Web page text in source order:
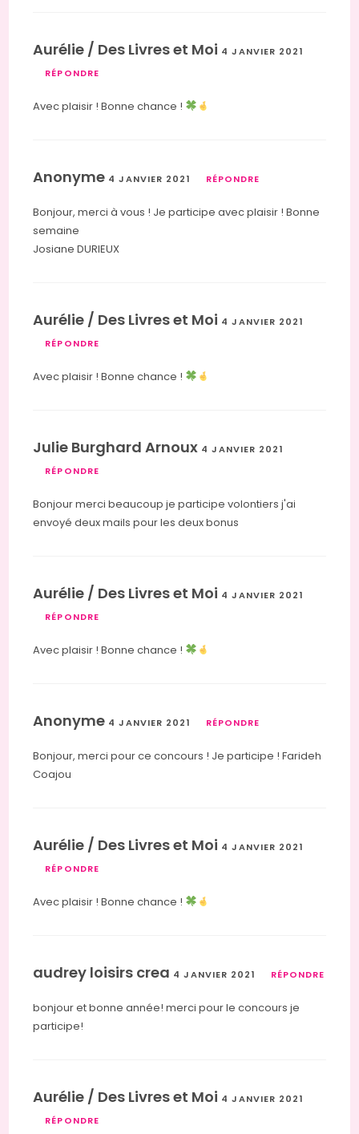
Aurélie / Des Livres et Moi 4 JANVIER 2021
RÉPONDRE
Avec plaisir ! Bonne chance !
Anonyme 4 JANVIER 2021 RÉPONDRE
Bonjour, merci à vous ! Je participe avec plaisir ! Bonne
semaine
Josiane DURIEUX
Aurélie / Des Livres et Moi 4 JANVIER 2021
RÉPONDRE
Avec plaisir ! Bonne chance !
Julie Burghard Arnoux 4 JANVIER 2021
RÉPONDRE
Bonjour merci beaucoup je participe volontiers j'ai
envoyé deux mails pour les deux bonus
Aurélie / Des Livres et Moi 4 JANVIER 2021
RÉPONDRE
Avec plaisir ! Bonne chance !
Anonyme 4 JANVIER 2021 RÉPONDRE
Bonjour, merci pour ce concours ! Je participe ! Farideh
Coajou
Aurélie / Des Livres et Moi 4 JANVIER 2021
RÉPONDRE
Avec plaisir ! Bonne chance !
audrey loisirs crea 4 JANVIER 2021 RÉPONDRE
bonjour et bonne année! merci pour le concours je
participe!
Aurélie / Des Livres et Moi 4 JANVIER 2021
RÉPONDRE